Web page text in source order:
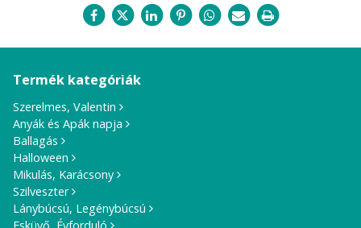
Termék kategóriák
Szerelmes, Valentin
Anyák és Apák napja
Ballagás
Halloween
Mikulás, Karácsony
Szilveszter
Lánybúcsú, Legénybúcsú
Esküvő, Évforduló